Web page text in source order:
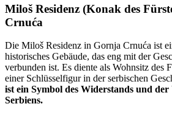
Miloš Residenz (Konak des
Crnuća
Die Miloš Residenz in Gornja Crnuća ist
historisches Gebäude, das eng mit der
verbunden ist. Es diente als Wohnsitz des
einer Schlüsselfigur in der serbischen
ist ein Symbol des Widerstands und
Serbiens.